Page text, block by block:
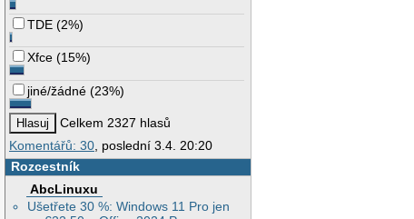
TDE (2%)
Xfce (15%)
jiné/žádné (23%)
Celkem 2327 hlasů
Komentářů: 30, poslední 3.4. 20:20
Rozcestník
AbcLinuxu
Ušetřete 30 %: Windows 11 Pro jen